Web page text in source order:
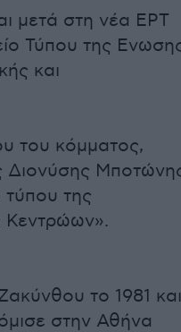
μετά στη νέα ΕΡΤ
Τύπου της
και
του κόμματος,
Διονύσης
της
Κεντρώων».
το 1981 και
στην Αθήνα